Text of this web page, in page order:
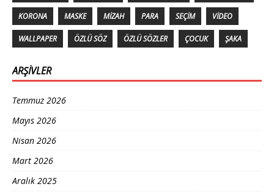
KORONA MASKE MIZAH PARA SEÇIM VIDEO
WALLPAPER ÖZLÜ SÖZ ÖZLÜ SÖZLER ÇOCUK ŞAKA
ARŞIVLER
Temmuz 2026
Mayıs 2026
Nisan 2026
Mart 2026
Aralık 2025